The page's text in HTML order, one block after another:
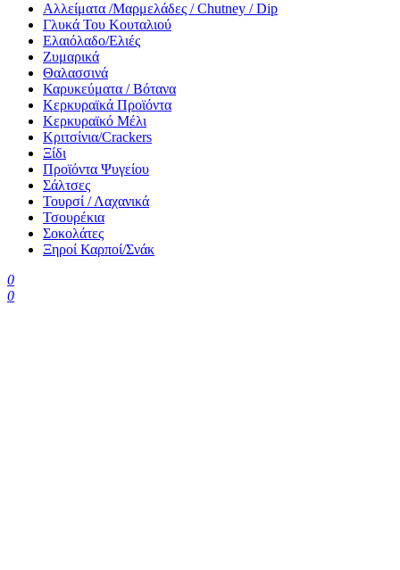
Αλλείματα /Μαρμελάδες / Chutney / Dip
Γλυκά Του Κουταλιού
Ελαιόλαδο/Ελιές
Ζυμαρικά
Θαλασσινά
Καρυκεύματα / Βότανα
Κερκυραϊκά Προϊόντα
Κερκυραϊκό Μέλι
Κριτσίνια/Crackers
Ξίδι
Προϊόντα Ψυγείου
Σάλτσες
Τουρσί / Λαχανικά
Τσουρέκια
Σοκολάτες
Ξηροί Καρποί/Σνάκ
0
0